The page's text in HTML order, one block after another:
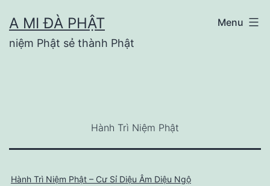
to
content
A MI ĐÀ PHẬT
niệm Phật sẻ thành Phật
Menu
Hành Trì Niệm Phật
Hành Trì Niệm Phật – Cư Sỉ Diệu Âm Diệu Ngộ